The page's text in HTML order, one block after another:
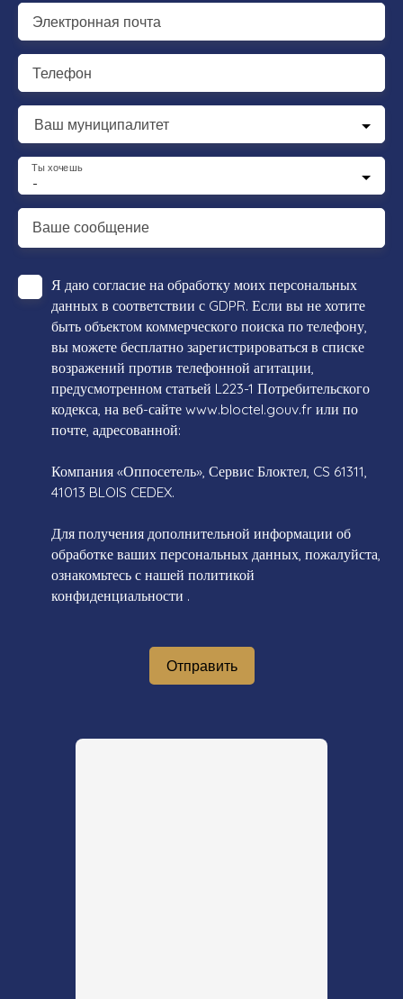
Электронная почта
Телефон
Ваш муниципалитет
-
Ты хочешь
Ваше сообщение
Я даю согласие на обработку моих персональных
данных в соответствии с GDPR. Если вы не хотите
быть объектом коммерческого поиска по телефону,
вы можете бесплатно зарегистрироваться в списке
возражений против телефонной агитации,
предусмотренном статьей L223-1 Потребительского
кодекса, на веб-сайте www.bloctel.gouv.fr или по
почте, адресованной:
Компания «Оппосетель», Сервис Блоктел, CS 61311,
41013 BLOIS CEDEX.
Для получения дополнительной информации об
обработке ваших персональных данных, пожалуйста,
ознакомьтесь с нашей политикой
конфиденциальности .
Отправить